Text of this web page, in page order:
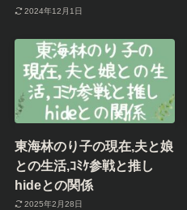
2024年12月1日
東海林のり子の現在,夫と娘
との生活,ｺﾐｹ参戦と推し
hideとの関係
2025年2月28日